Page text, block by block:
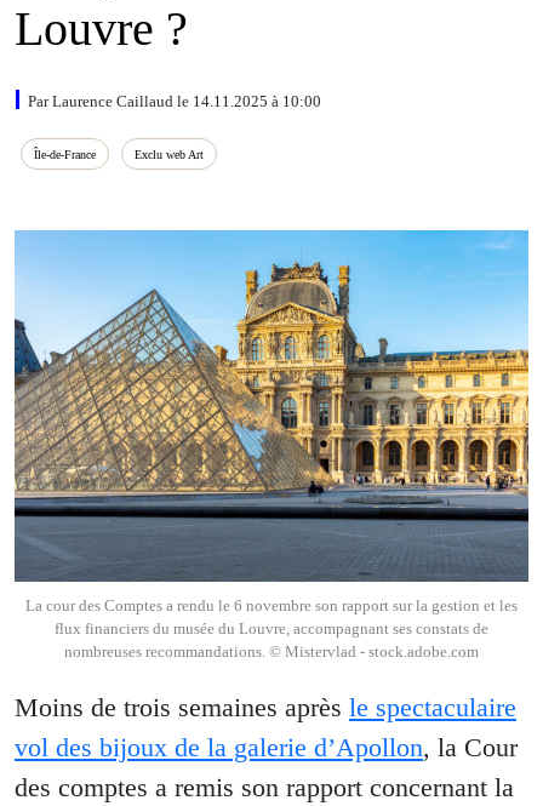
Louvre ?
Par Laurence Caillaud le 14.11.2025 à 10:00
Île‑de‑France Exclu web Art
La cour des Comptes a rendu le 6 novembre son rapport sur la gestion et les
flux financiers du musée du Louvre, accompagnant ses constats de
nombreuses recommandations. © Mistervlad - stock.adobe.com
Moins de trois semaines après le spectaculaire
vol des bijoux de la galerie d’Apollon, la Cour
des comptes a remis son rapport concernant la